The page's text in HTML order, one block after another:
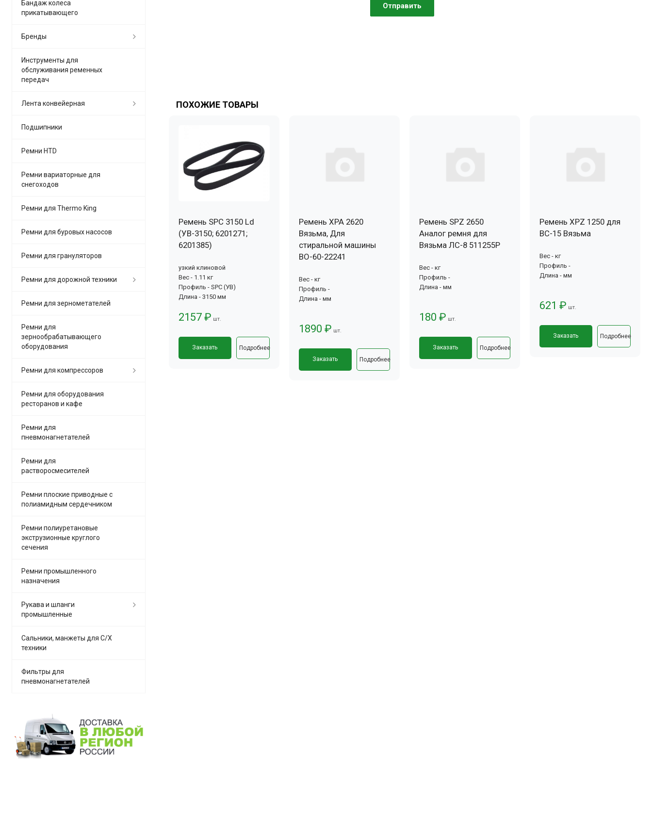
ПОХОЖИЕ ТОВАРЫ
Ремень SPC 3150 Ld
(УВ-3150; 6201271;
6201385)
узкий клиновой
Вес - 1.11 кг
Профиль - SPC (УВ)
Длина - 3150 мм
2157 ₽ шт.
Заказать Подробнее
Ремень XPA 2620
Вязьма, Для
стиральной машины
ВО-60-22241
Вес - кг
Профиль -
Длина - мм
1890 ₽ шт.
Заказать Подробнее
Ремень SPZ 2650
Аналог ремня для
Вязьма ЛС-8 511255Р
Вес - кг
Профиль -
Длина - мм
180 ₽ шт.
Заказать Подробнее
Ремень XPZ 1250 для
ВС-15 Вязьма
Вес - кг
Профиль -
Длина - мм
621 ₽ шт.
Заказать Подробнее
Бандаж колеса
прикатывающего
Бренды
Инструменты для
обслуживания ременных
передач
Лента конвейерная
Подшипники
Ремни HTD
Ремни вариаторные для
снегоходов
Ремни для Thermo King
Ремни для буровых насосов
Ремни для грануляторов
Ремни для дорожной техники
Ремни для зернометателей
Ремни для
зернообрабатывающего
оборудования
Ремни для компрессоров
Ремни для оборудования
ресторанов и кафе
Ремни для
пневмонагнетателей
Ремни для
растворосмесителей
Ремни плоские приводные с
полиамидным сердечником
Ремни полиуретановые
экструзионные круглого
сечения
Ремни промышленного
назначения
Рукава и шланги
промышленные
Сальники, манжеты для С/Х
техники
Фильтры для
пневмонагнетателей